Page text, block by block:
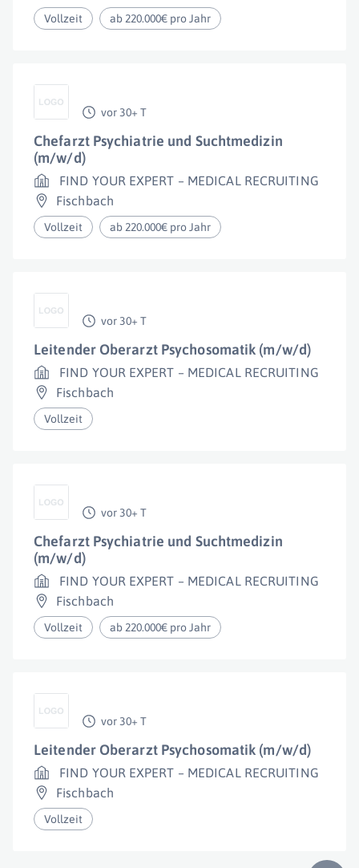
Vollzeit ab 220.000€ pro Jahr
vor 30+ T
Chefarzt Psychiatrie und Suchtmedizin
(m/w/d)
FIND YOUR EXPERT – MEDICAL RECRUITING
Fischbach
Vollzeit ab 220.000€ pro Jahr
vor 30+ T
Leitender Oberarzt Psychosomatik (m/w/d)
FIND YOUR EXPERT – MEDICAL RECRUITING
Fischbach
Vollzeit
vor 30+ T
Chefarzt Psychiatrie und Suchtmedizin
(m/w/d)
FIND YOUR EXPERT – MEDICAL RECRUITING
Fischbach
Vollzeit ab 220.000€ pro Jahr
vor 30+ T
Leitender Oberarzt Psychosomatik (m/w/d)
FIND YOUR EXPERT – MEDICAL RECRUITING
Fischbach
Vollzeit